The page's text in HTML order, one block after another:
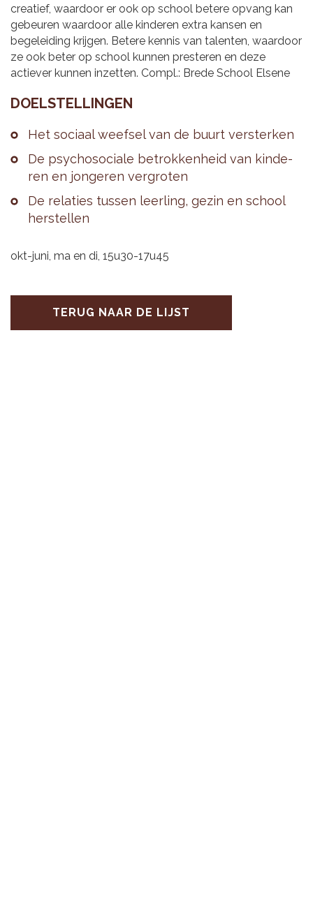
creatief, waardoor er ook op school betere opvang kan
gebeuren waardoor alle kinderen extra kansen en
begeleiding krijgen. Betere kennis van talenten, waardoor
ze ook beter op school kunnen presteren en deze
actiever kunnen inzetten. Compl.: Brede School Elsene
DOEL­STEL­LIN­GEN
Het so­ci­aal weef­sel van de buurt ver­ster­ken
De psy­cho­so­ci­a­le be­trok­ken­heid van kin­de­
ren en jon­ge­ren ver­gro­ten
De re­la­ties tus­sen leer­ling, gezin en school
her­stel­len
okt-juni, ma en di, 15u30-17u45
TERUG NAAR DE LIJST